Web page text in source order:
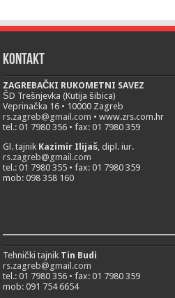
Kontakt
ZAGREBAČKI RUKOMETNI SAVEZ
ŠD Trešnjevka (Kutija šibica)
Veprinačka 16 • 10000 Zagreb
rs.zagreb@gmail.com • www.zrs.com.hr
tel.: 01 7980 356 • fax: 01 7980 359
Gl. tajnik Kazimir Ilijaš, dipl. iur.
rs.zagreb@gmail.com
tel.: 01 7980 355 • fax: 01 7980 359
mob: 098 358 160
Tehnički tajnik Tin Budi
rs.zagreb@gmail.com
tel.: 01 7980 356 • fax: 01 7980 359
mob: 091 754 6654